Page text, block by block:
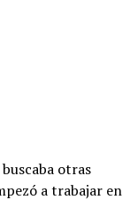
otras
a trabajar en